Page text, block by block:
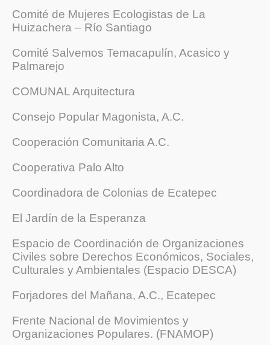
Comité de Mujeres Ecologistas de La
Huizachera – Río Santiago
Comité Salvemos Temacapulín, Acasico y
Palmarejo
COMUNAL Arquitectura
Consejo Popular Magonista, A.C.
Cooperación Comunitaria A.C.
Cooperativa Palo Alto
Coordinadora de Colonias de Ecatepec
El Jardín de la Esperanza
Espacio de Coordinación de Organizaciones
Civiles sobre Derechos Económicos, Sociales,
Culturales y Ambientales (Espacio DESCA)
Forjadores del Mañana, A.C., Ecatepec
Frente Nacional de Movimientos y
Organizaciones Populares. (FNAMOP)